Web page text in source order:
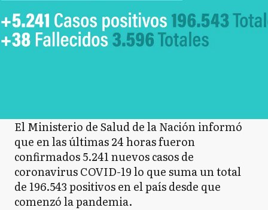
El Ministerio de Salud de la Nación informó
que en las últimas 24 horas fueron
confirmados 5.241 nuevos casos de
coronavirus COVID-19​ lo que suma un total
de 196.543 positivos en el país desde que
comenzó la pandemia.